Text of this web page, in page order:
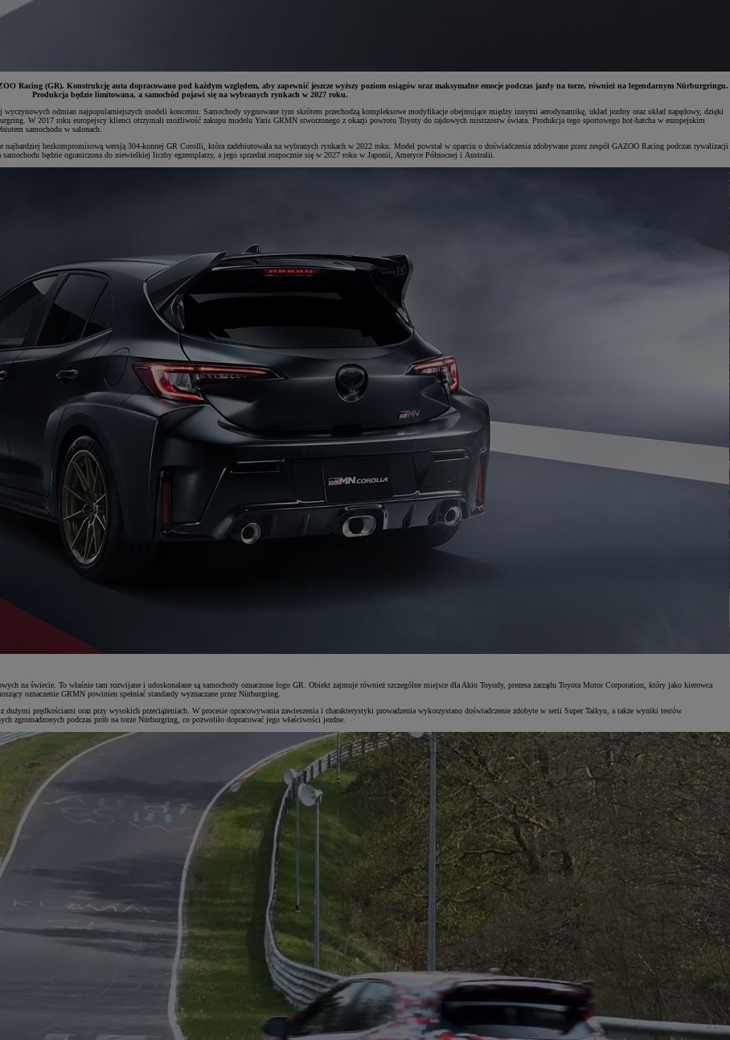
Racing (GR). Konstrukcję auta dopracowano pod każdym względem, aby zapewnić jeszcze wyższy poziom osiągów oraz maksymalne emocje podczas jazdy na torze, również na legendarnym Nürburgringu.
Produkcja będzie limitowana, a samochód pojawi się na wybranych rynkach w 2027 roku.
odmian najpopularniejszych modeli koncernu. Samochody sygnowane tym skrótem przechodzą kompleksowe modyfikacje obejmujące między innymi aerodynamikę, układ jezdny oraz układ napędowy, dzięki
W 2017 roku europejscy klienci otrzymali możliwość zakupu modelu Yaris GRMN stworzonego z okazji powrotu Toyoty do rajdowych mistrzostw świata. Produkcja tego sportowego hot-hatcha w europejskim
samochodu w salonach.
bezkompromisową wersją 304-konnej GR Corolli, która zadebiutowała na wybranych rynkach w 2022 roku. Model powstał w oparciu o doświadczenia zdobywane przez zespół GAZOO Racing podczas rywalizacji
będzie ograniczona do niewielkiej liczby egzemplarzy, a jego sprzedaż rozpocznie się w 2027 roku w Japonii, Ameryce Północnej i Australii.
na świecie. To właśnie tam rozwijane i udoskonalane są samochody oznaczone logo GR. Obiekt zajmuje również szczególne miejsce dla Akio Toyody, prezesa zarządu Toyota Motor Corporation, który jako kierowca
oznaczenie GRMN powinien spełniać standardy wyznaczane przez Nürburgring.
prędkościami oraz przy wysokich przeciążeniach. W procesie opracowywania zawieszenia i charakterystyki prowadzenia wykorzystano doświadczenie zdobyte w serii Super Taikyu, a także wyniki testów
zgromadzonych podczas prób na torze Nürburgring, co pozwoliło dopracować jego właściwości jezdne.